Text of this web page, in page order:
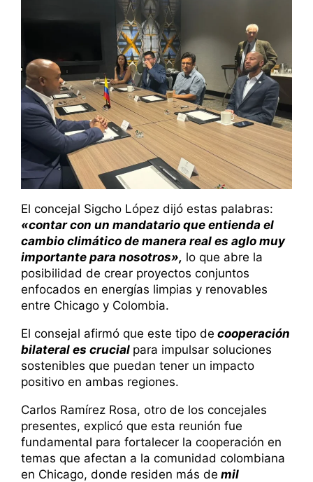
El concejal Sigcho López dijó estas palabras:
«contar con un mandatario que entienda el
cambio climático de manera real es aglo muy
importante para nosotros», lo que abre la
posibilidad de crear proyectos conjuntos
enfocados en energías limpias y renovables
entre Chicago y Colombia.
El consejal afirmó que este tipo de cooperación
bilateral es crucial para impulsar soluciones
sostenibles que puedan tener un impacto
positivo en ambas regiones.
Carlos Ramírez Rosa, otro de los concejales
presentes, explicó que esta reunión fue
fundamental para fortalecer la cooperación en
temas que afectan a la comunidad colombiana
en Chicago, donde residen más de mil